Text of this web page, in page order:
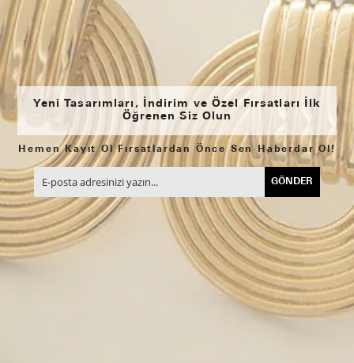
Yeni Tasarımları, İndirim ve Özel Fırsatları İlk
Öğrenen Siz Olun
Hemen Kayıt Ol Fırsatlardan Önce Sen Haberdar Ol!
GÖNDER